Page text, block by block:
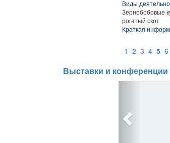
Виды
Зернобобовые
рогатый скот
Краткая
1 2 3 4 5 6
Выставки и